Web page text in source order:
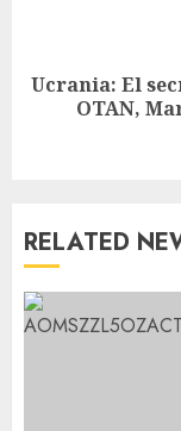
Ucrania: El
OTAN,
RELATED